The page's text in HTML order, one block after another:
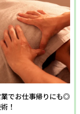
業でお仕事帰りにも◎
！